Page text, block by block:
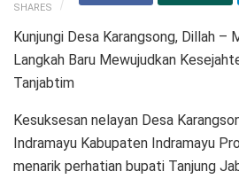
SHARES
Kunjungi Desa Karangsong, Dillah –
Langkah Baru Mewujudkan
Tanjabtim
Kesuksesan nelayan Desa
Indramayu Kabupaten Indramayu
menarik perhatian bupati Tanjung